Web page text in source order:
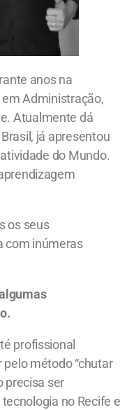
anos na
Administração,
Atualmente dá
já apresentou
do Mundo.
os seus
com inúmeras
profissional
método “chutar
precisa ser
no Recife e